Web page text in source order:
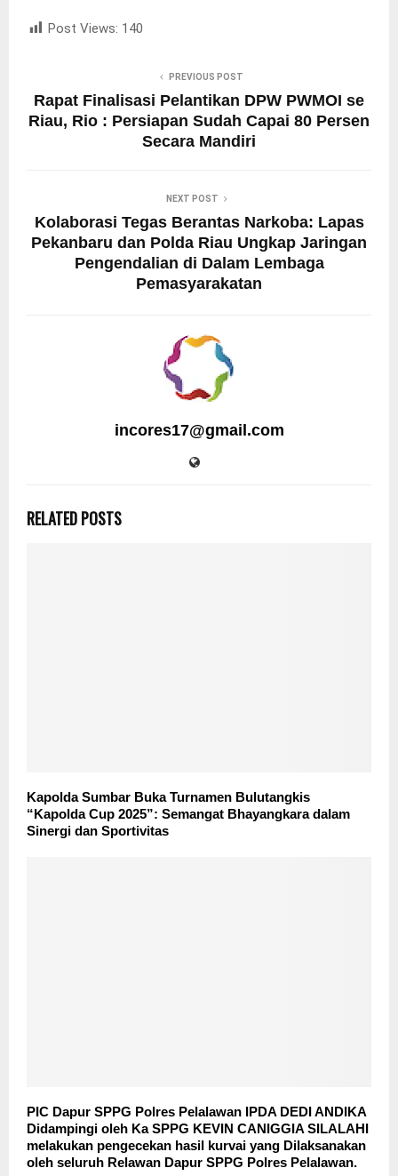
Post Views: 140
PREVIOUS POST
Rapat Finalisasi Pelantikan DPW PWMOI se
Riau, Rio : Persiapan Sudah Capai 80 Persen
Secara Mandiri
NEXT POST
Kolaborasi Tegas Berantas Narkoba: Lapas
Pekanbaru dan Polda Riau Ungkap Jaringan
Pengendalian di Dalam Lembaga
Pemasyarakatan
incores17@gmail.com
RELATED POSTS
Kapolda Sumbar Buka Turnamen Bulutangkis
“Kapolda Cup 2025”: Semangat Bhayangkara dalam
Sinergi dan Sportivitas
PIC Dapur SPPG Polres Pelalawan IPDA DEDI ANDIKA
Didampingi oleh Ka SPPG KEVIN CANIGGIA SILALAHI
melakukan pengecekan hasil kurvai yang Dilaksanakan
oleh seluruh Relawan Dapur SPPG Polres Pelalawan.